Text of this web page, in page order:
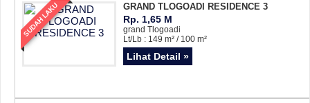
SUDAH LAKU GRAND TLOGOADI RESIDENCE 3
Rp. 1,65 M
grand Tlogoadi
Lt/Lb : 149 m² / 100 m²
Lihat Detail »